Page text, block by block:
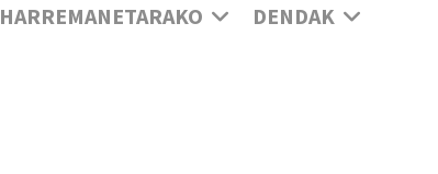
HARREMANETARAKO
DENDAK